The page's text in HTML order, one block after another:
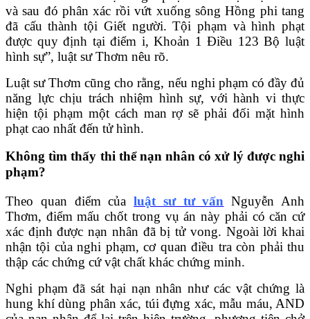
và sau đó phân xác rồi vứt xuống sông Hồng phi tang
đã cấu thành tội Giết người. Tội phạm và hình phạt
được quy định tại điểm i, Khoản 1 Điều 123 Bộ luật
hình sự”, luật sư Thơm nêu rõ.
Luật sư Thơm cũng cho rằng, nếu nghi phạm có đầy đủ
năng lực chịu trách nhiệm hình sự, với hành vi thực
hiện tội phạm một cách man rợ sẽ phải đối mặt hình
phạt cao nhất đến tử hình.
Không tìm thấy thi thể nạn nhân có xử lý được nghi
phạm?
Theo quan điểm củaluật sư tư vấn Nguyễn Anh
Thơm, điểm mấu chốt trong vụ án này phải có căn cứ
xác định được nạn nhân đã bị tử vong. Ngoài lời khai
nhận tội của nghi phạm, cơ quan điều tra còn phải thu
thập các chứng cứ vật chất khác chứng minh.
Nghi phạm đã sát hại nạn nhân như các vật chứng là
hung khí dùng phân xác, túi đựng xác, mẫu máu, AND